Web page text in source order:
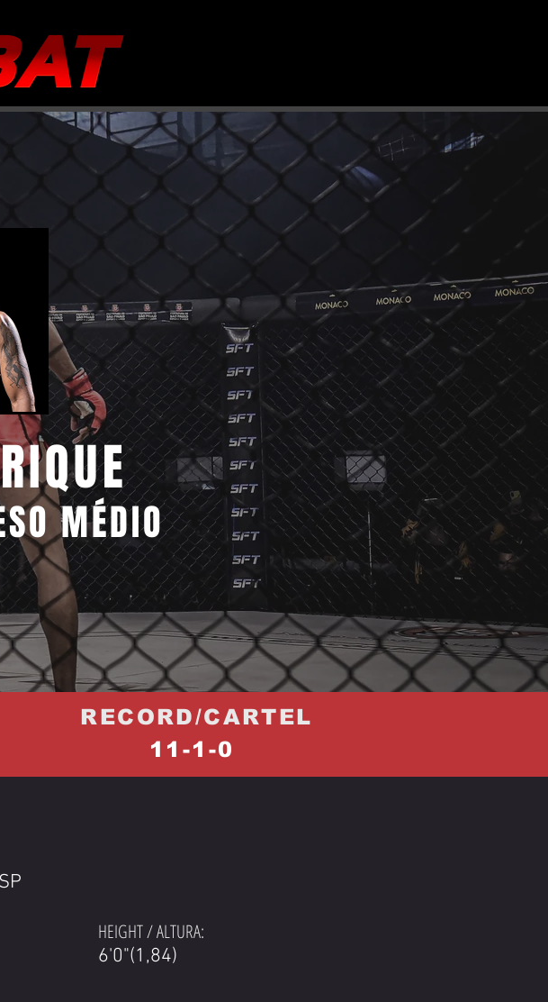
MÉDIO
HEIGHT / ALTURA:
6'0"(1,84)
RECORD/CARTEL
11-1-0